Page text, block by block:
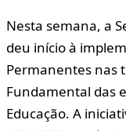
Nesta semana, a
deu início à
Permanentes nas
Fundamental das
Educação. A